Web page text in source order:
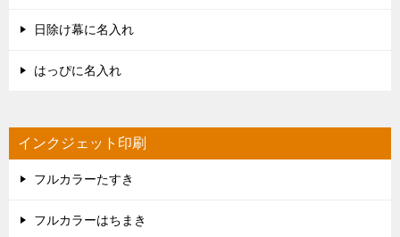
日除け幕に名入れ
はっぴに名入れ
インクジェット印刷
フルカラーたすき
フルカラーはちまき